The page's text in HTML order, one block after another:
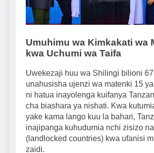
Umuhimu wa Kimkakati wa
kwa Uchumi wa Taifa
Uwekezaji huu wa Shilingi bilioni
unahusisha ujenzi wa matenki 15
ni hatua inayolenga kuifanya
cha biashara ya nishati. Kwa
yake kama lango kuu la bahari,
inajipanga kuhudumia nchi zisizo
(landlocked countries) kwa ufanisi
zaidi.